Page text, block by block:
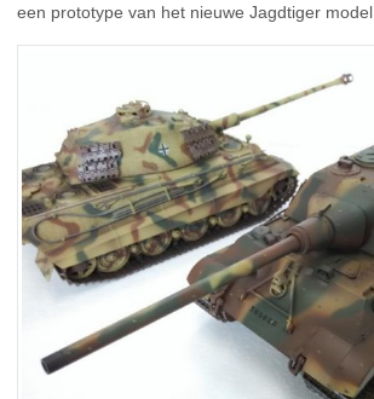
een prototype van het nieuwe Jagdtiger model.